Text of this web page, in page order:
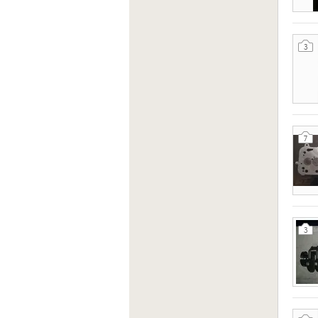
3
7
3